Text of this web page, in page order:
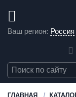
Ваш регион: Россия
ГЛАВНАЯ